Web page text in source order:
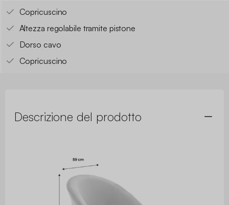
Copricuscino
Altezza regolabile tramite pistone
Dorso cavo
Copricuscino
Descrizione del prodotto